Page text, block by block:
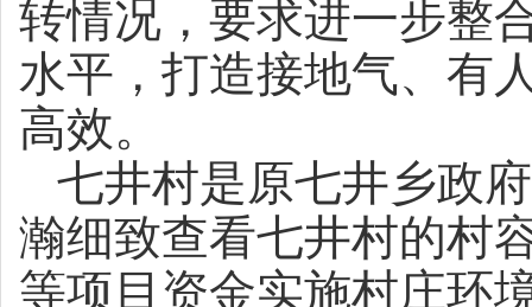
转情况，要求进一步整
水平，打造接地气、有
高效。
七井村是原七井乡政
瀚细致查看七井村的村
等项目资金实施村庄环